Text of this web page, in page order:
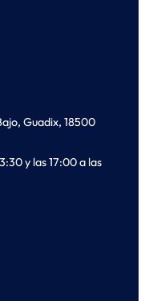
Guadix, 18500
y las 17:00 a las